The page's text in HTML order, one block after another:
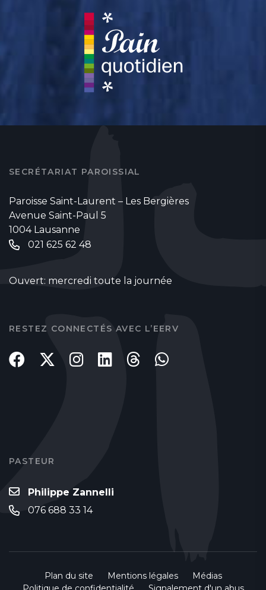
SECRÉTARIAT PAROISSIAL
Paroisse Saint-Laurent – Les Bergières
Avenue Saint-Paul 5
1004 Lausanne
021 625 62 48
Ouvert: mercredi toute la journée
RESTEZ CONNECTÉS AVEC L’EERV
PASTEUR
Philippe Zannelli
076 688 33 14
Plan du site Mentions légales
Médias